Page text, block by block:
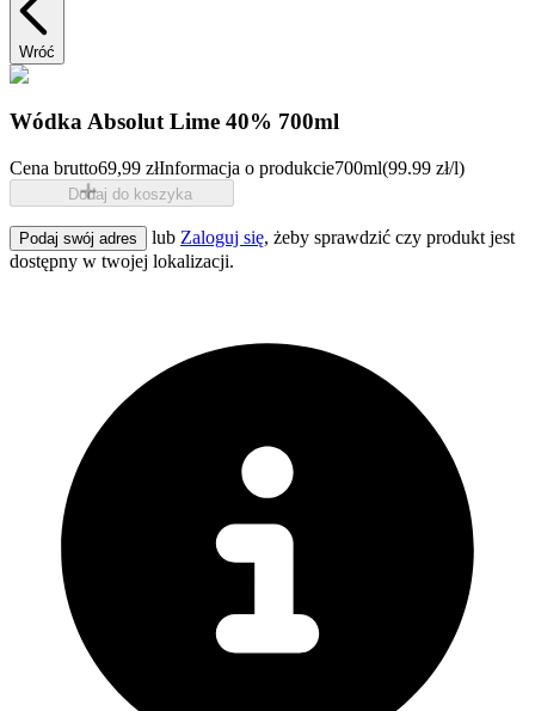
Wróć
Wódka Absolut Lime 40% 700ml
Cena brutto69,99 złInformacja o produkcie700ml(99.99 zł/l)
Dodaj do koszyka
Podaj swój adres lub Zaloguj się, żeby sprawdzić czy produkt jest
dostępny w twojej lokalizacji.